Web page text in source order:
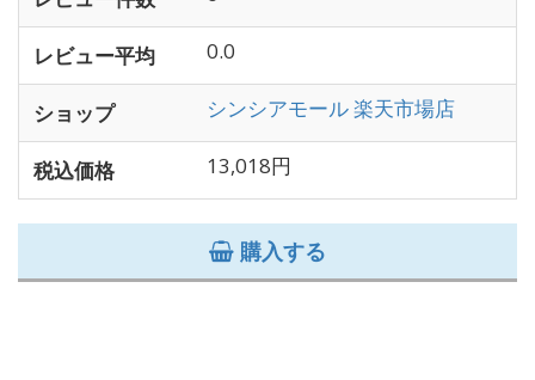
レビュー平均 0.0
ショップ シンシアモール 楽天市場店
税込価格 13,018円
購入する